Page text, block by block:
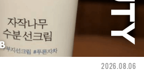
2026.08.06